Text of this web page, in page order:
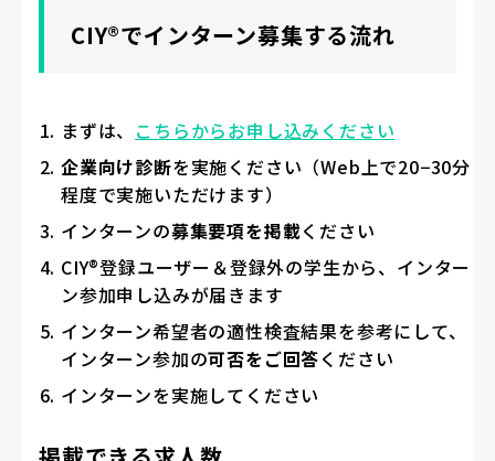
CIY®でインターン募集する流れ
まずは、 こちらからお申し込みください
企業向け診断を実施ください（Web上で20−30分
程度で実施いただけます）
インターンの募集要項を掲載ください
CIY®登録ユーザー＆登録外の学生から、インター
ン参加申し込みが届きます
インターン希望者の適性検査結果を参考にして、
インターン参加の可否をご回答ください
インターンを実施してください